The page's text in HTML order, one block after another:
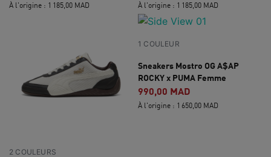
À l'origine : 1 185,00 MAD À l'origine : 1 185,00 MAD
2 COULEURS
1 COULEUR
Sneakers Mostro OG A$AP
ROCKY x PUMA Femme
990,00 MAD
À l'origine : 1 650,00 MAD